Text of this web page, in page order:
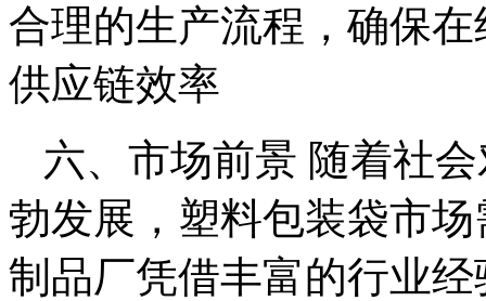
合理的生产流程，确保
供应链效率
六、市场前景 随着社
勃发展，塑料包装袋市
制品厂凭借丰富的行业